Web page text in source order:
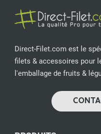
Direct-Filet.com est le
filets & accessoires pour
l'emballage de fruits &